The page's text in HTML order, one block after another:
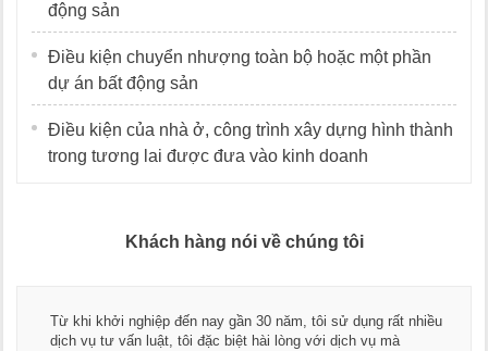
động sản
Điều kiện chuyển nhượng toàn bộ hoặc một phần
dự án bất động sản
Điều kiện của nhà ở, công trình xây dựng hình thành
trong tương lai được đưa vào kinh doanh
Khách hàng nói về chúng tôi
Từ khi khởi nghiệp đến nay gần 30 năm, tôi sử dụng rất nhiều
dịch vụ tư vấn luật, tôi đặc biệt hài lòng với dịch vụ mà